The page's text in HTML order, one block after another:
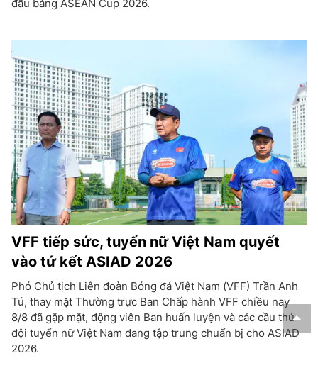
đầu bảng ASEAN Cup 2026.
VFF tiếp sức, tuyển nữ Việt Nam quyết
vào tứ kết ASIAD 2026
Phó Chủ tịch Liên đoàn Bóng đá Việt Nam (VFF) Trần Anh
Tú, thay mặt Thường trực Ban Chấp hành VFF chiều nay
8/8 đã gặp mặt, động viên Ban huấn luyện và các cầu thủ
đội tuyển nữ Việt Nam đang tập trung chuẩn bị cho ASIAD
2026.